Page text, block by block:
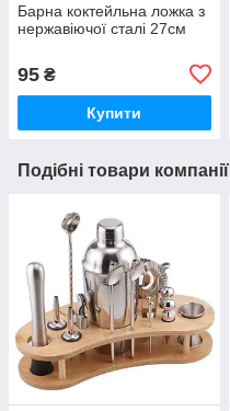
Барна коктейльна ложка з
нержавіючої сталі 27см
95 ₴
Купити
Подібні товари компанії